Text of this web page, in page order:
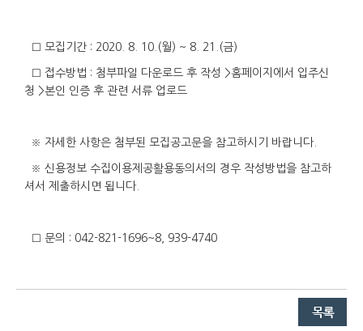
□ 모집기간 : 2020. 8. 10.(월) ~ 8. 21.(금)
□ 접수방법 : 첨부파일 다운로드 후 작성 >홈페이지에서 입주신
청 >본인 인증 후 관련 서류 업로드
※ 자세한 사항은 첨부된 모집공고문을 참고하시기 바랍니다.
※ 신용정보 수집이용제공활용동의서의 경우 작성방법을 참고하
셔서 제출하시면 됩니다.
□ 문의 : 042-821-1696~8, 939-4740